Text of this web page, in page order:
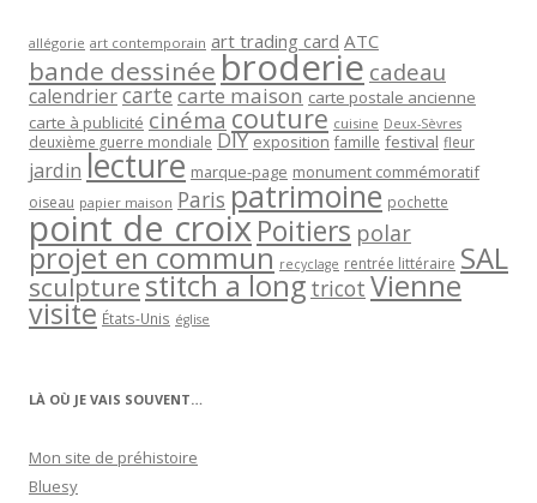
allégorie art contemporain art trading card ATC
bande dessinée broderie cadeau
calendriercartecarte maison carte postale ancienne
carte à publicité cinéma couture cuisine Deux-Sèvres
deuxième guerre mondiale DIY exposition famille festival fleur
jardin lecture marque-page monument commémoratif
oiseau papier maison Paris patrimoine pochette
point de croixPoitiers polar
projet en commun recyclage rentrée littéraire SAL
sculpturestitch a long tricot Vienne
visite États-Unis église
LÀ OÙ JE VAIS SOUVENT…
Mon site de préhistoire
Bluesy